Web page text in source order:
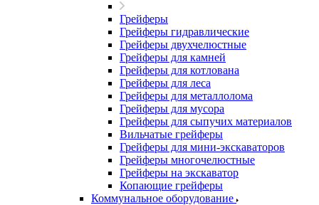
Грейферы
Грейферы гидравлические
Грейферы двухчелюстные
Грейферы для камней
Грейферы для котлована
Грейферы для леса
Грейферы для металлолома
Грейферы для мусора
Грейферы для сыпучих материалов
Вильчатые грейферы
Грейферы для мини-экскаваторов
Грейферы многочелюстные
Грейферы на экскаватор
Копающие грейферы
Коммунальное оборудование